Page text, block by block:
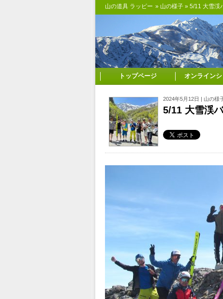
山の道具 ラッピー » 山の様子 » 5/11 大雪渓
トップページ オンライン
2024年5月12日 | 山の様
5/11 大雪渓